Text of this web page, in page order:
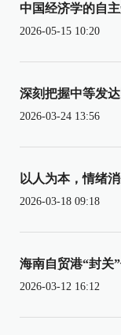
中国经济学的自
2026-05-15 10:20
深刻把握中等发
2026-03-24 13:56
以人为本，情绪
2026-03-18 09:18
海南自贸港“封关
2026-03-12 16:12